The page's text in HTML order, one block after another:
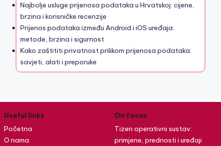
Najbolje usluge prijenosa podataka u Hrvatskoj: cijene,
brzina i korisničke recenzije
Prijenos podataka između Android i iOS uređaja:
metode, brzina i sigurnost
Kako zaštititi privatnost prilikom prijenosa podataka:
savjeti, alati i preporuke
Useful links
Početna
O nama
On focus
Tizen operativni sustav:
primjene, prednosti i uređaji